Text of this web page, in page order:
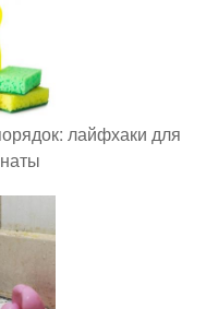
лайфхаки для